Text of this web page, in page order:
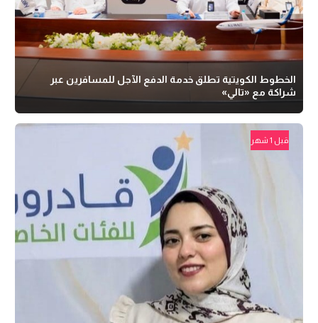
الخطوط الكويتية تطلق خدمة الدفع الآجل للمسافرين عبر
شراكة مع «تالي»
قبل 1 شهر